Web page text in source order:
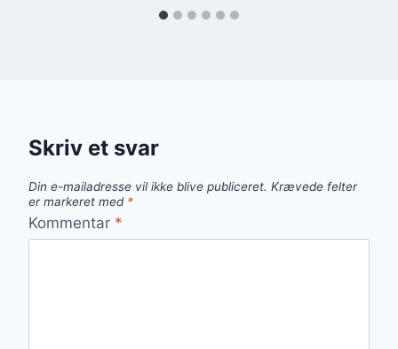
Skriv et svar
Din e-mailadresse vil ikke blive publiceret. Krævede felter
er markeret med *
Kommentar *